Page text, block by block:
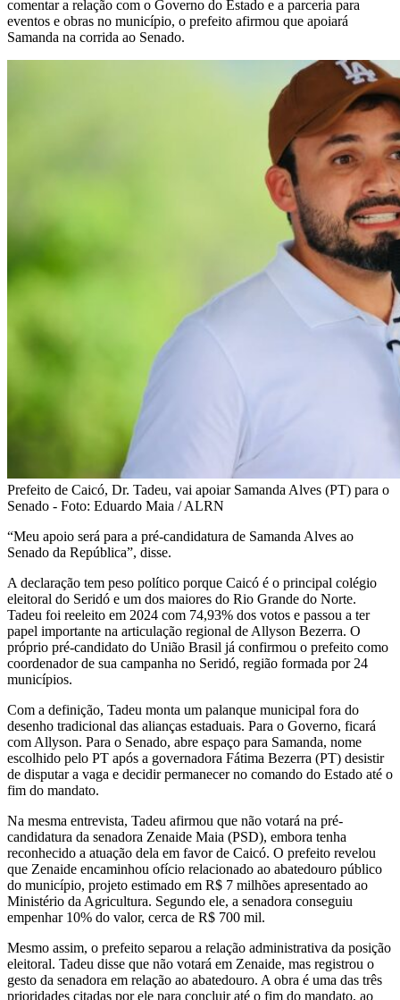
comentar a relação com o Governo do Estado e a parceria para
eventos e obras no município, o prefeito afirmou que apoiará
Samanda na corrida ao Senado.
Prefeito de Caicó, Dr. Tadeu, vai apoiar Samanda Alves (PT) para o
Senado - Foto: Eduardo Maia / ALRN
“Meu apoio será para a pré-candidatura de Samanda Alves ao
Senado da República”, disse.
A declaração tem peso político porque Caicó é o principal colégio
eleitoral do Seridó e um dos maiores do Rio Grande do Norte.
Tadeu foi reeleito em 2024 com 74,93% dos votos e passou a ter
papel importante na articulação regional de Allyson Bezerra. O
próprio pré-candidato do União Brasil já confirmou o prefeito como
coordenador de sua campanha no Seridó, região formada por 24
municípios.
Com a definição, Tadeu monta um palanque municipal fora do
desenho tradicional das alianças estaduais. Para o Governo, ficará
com Allyson. Para o Senado, abre espaço para Samanda, nome
escolhido pelo PT após a governadora Fátima Bezerra (PT) desistir
de disputar a vaga e decidir permanecer no comando do Estado até o
fim do mandato.
Na mesma entrevista, Tadeu afirmou que não votará na pré-
candidatura da senadora Zenaide Maia (PSD), embora tenha
reconhecido a atuação dela em favor de Caicó. O prefeito revelou
que Zenaide encaminhou ofício relacionado ao abatedouro público
do município, projeto estimado em R$ 7 milhões apresentado ao
Ministério da Agricultura. Segundo ele, a senadora conseguiu
empenhar 10% do valor, cerca de R$ 700 mil.
Mesmo assim, o prefeito separou a relação administrativa da posição
eleitoral. Tadeu disse que não votará em Zenaide, mas registrou o
gesto da senadora em relação ao abatedouro. A obra é uma das três
prioridades citadas por ele para concluir até o fim do mandato, ao